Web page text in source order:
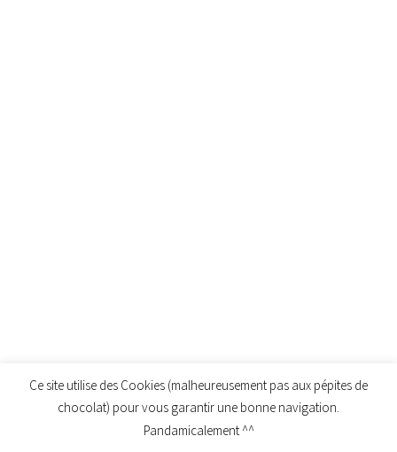
Ce site utilise des Cookies (malheureusement pas aux pépites de
chocolat) pour vous garantir une bonne navigation.
Pandamicalement ^^